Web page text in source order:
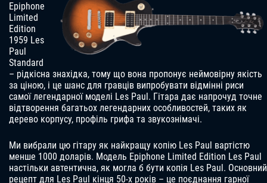
Epiphone
Limited
Edition
1959 Les
Paul
Standard
– рідкісна знахідка, тому що вона пропонує неймовірну якість
за ціною, і це шанс для гравців випробувати відмінні риси
самої легендарної моделі Les Paul. Гітара дає напрочуд точне
відтворення багатьох легендарних особливостей, таких як
дерево корпусу, профіль грифа та звукознімачі.
Ми вибрали цю гітару як найкращу копію Les Paul вартістю
менше 1000 доларів. Модель Epiphone Limited Edition Les Paul
настільки автентична, як могла б бути копія Les Paul. Основний
рецепт для Les Paul кінця 50-х років – це поєднання гарної